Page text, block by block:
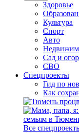
Здоровье
Культура
Спорт
Авто
Сад и
СВО
Спецпроекты
Гид по
Как
Все